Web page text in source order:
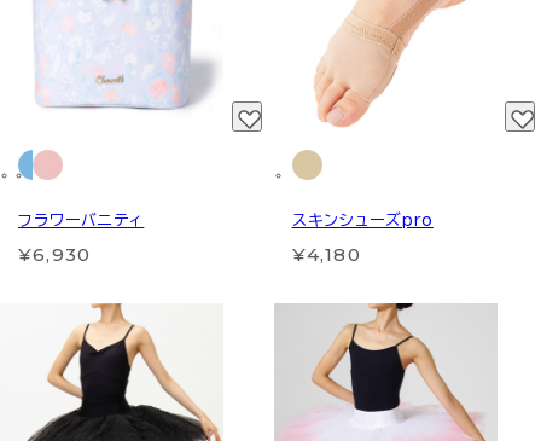
フラワーバニティ
¥6,930
スキンシューズpro
¥4,180